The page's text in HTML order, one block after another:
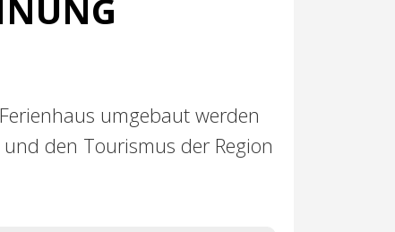
umgebaut werden
den Tourismus der Region